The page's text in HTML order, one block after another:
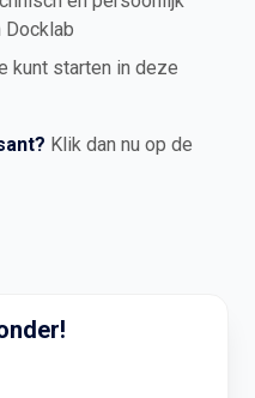
Docklab
kunt starten in deze
Klik dan nu op de